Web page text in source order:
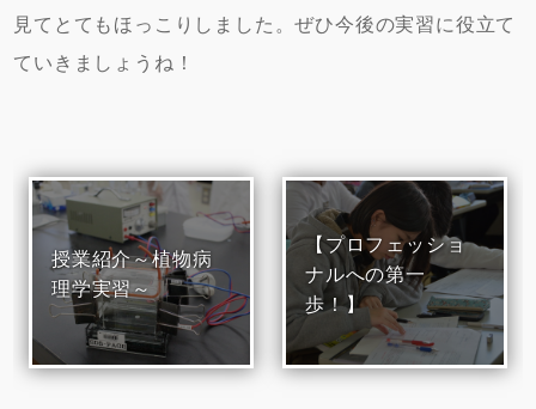
見てとてもほっこりしました。ぜひ今後の実習に役立て
ていきましょうね！
授業紹介～植物病
理学実習～
【プロフェッショ
ナルへの第一
歩！】